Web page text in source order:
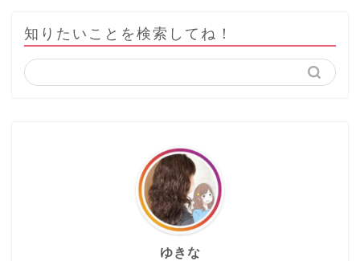
知りたいことを検索してね！
ゆきな